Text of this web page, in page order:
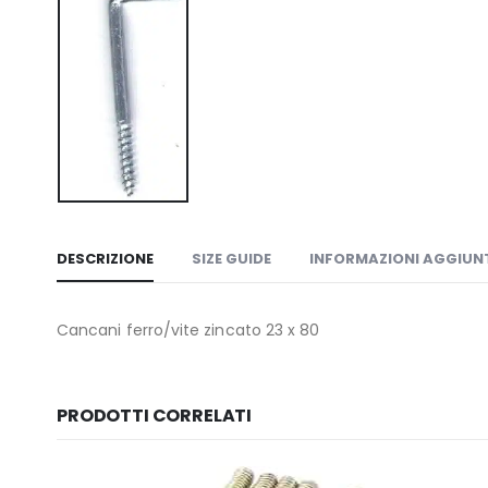
DESCRIZIONE SIZE GUIDE INFORMAZIONI
Cancani ferro/vite zincato 23 x 80
PRODOTTI CORRELATI